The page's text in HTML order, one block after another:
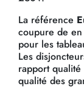
La référence
coupure de
pour les
Les
rapport
qualité des